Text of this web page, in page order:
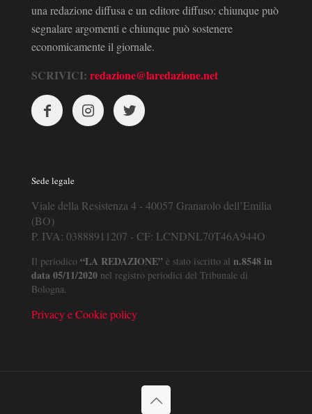
una redazione diffusa e un editore diffuso: chiunque può
segnalare argomenti e chiunque può sostenere
economicamente il giornale.
SCRIVICI: redazione@laredazione.net
Sede legale
Viale della Resistenza 4 - 40057 Granarolo dell’Emilia
(BO)
P. IVA: 03888911207 - CF: LCNDNL70T46A944O
Il periodico “LA REDAZIONE” è stato iscritto al n.8548 in
data 05/11/2020 nel registro periodici del Tribunale di
Bologna.
Privacy e Cookie policy